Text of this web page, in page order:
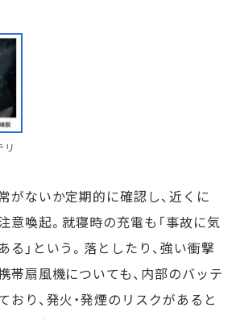
リ
がないか定期的に確認し、近くに
意喚起。就寝時の充電も「事故に気
る」という。落としたり、強い衝撃
帯扇風機についても、内部のバッテ
おり、発火・発煙のリスクがあると